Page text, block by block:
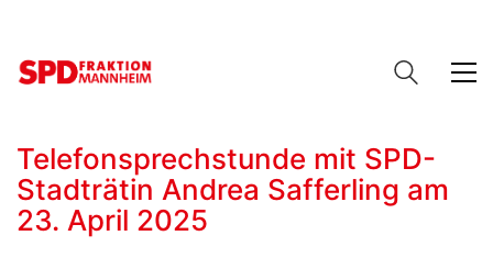
Telefonsprechstunde mit SPD-
Stadträtin Andrea Safferling am
23. April 2025